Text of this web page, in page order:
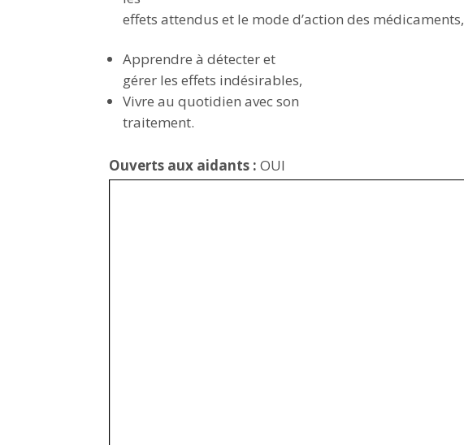
effets attendus et le mode d’action des médicaments,
Apprendre à détecter et
gérer les effets indésirables,
Vivre au quotidien avec son
traitement.
Ouverts aux aidants : OUI